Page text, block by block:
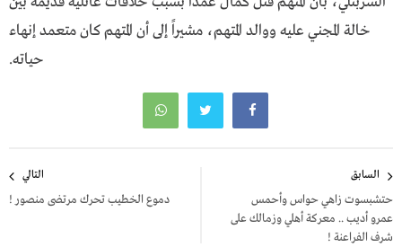
خالة المجني عليه ووالد المتهم، مشيراً إلى أن المتهم كان متعمد إنهاء
حياته.
المقالات
السابق
حتشبسوت زاهي حواس وأحمس
عمرو أديب .. معركة أهلي وزمالك على
شرف الفراعنة !
التالي
دموع الخطيب تحرك مرتضى منصور !